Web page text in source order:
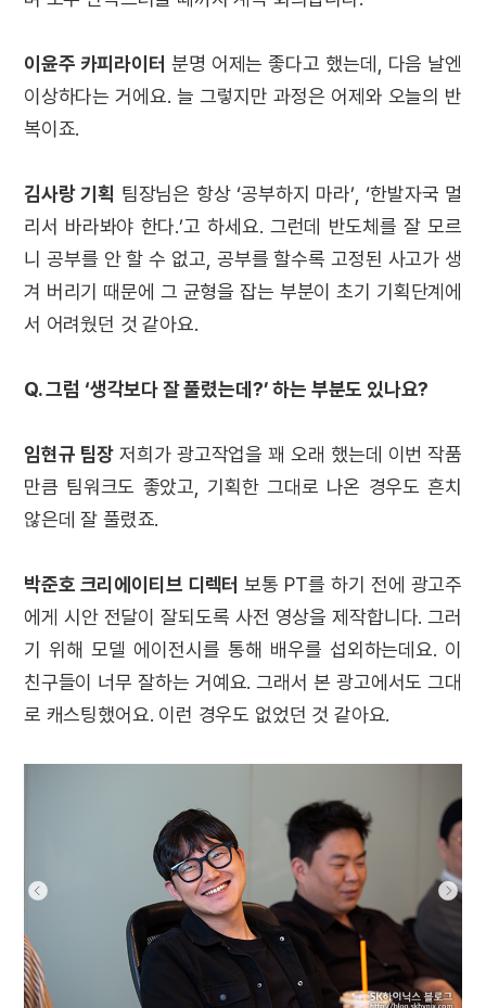
이윤주 카피라이터 분명 어제는 좋다고 했는데, 다음 날엔
이상하다는 거에요. 늘 그렇지만 과정은 어제와 오늘의 반
복이죠.
김사랑 기획 팀장님은 항상 ‘공부하지 마라’, ‘한발자국 멀
리서 바라봐야 한다.’고 하세요. 그런데 반도체를 잘 모르
니 공부를 안 할 수 없고, 공부를 할수록 고정된 사고가 생
겨 버리기 때문에 그 균형을 잡는 부분이 초기 기획단계에
서 어려웠던 것 같아요.
Q. 그럼 ‘생각보다 잘 풀렸는데?’ 하는 부분도 있나요?
임현규 팀장 저희가 광고작업을 꽤 오래 했는데 이번 작품
만큼 팀워크도 좋았고, 기획한 그대로 나온 경우도 흔치
않은데 잘 풀렸죠.
박준호 크리에이티브 디렉터 보통 PT를 하기 전에 광고주
에게 시안 전달이 잘되도록 사전 영상을 제작합니다. 그러
기 위해 모델 에이전시를 통해 배우를 섭외하는데요. 이
친구들이 너무 잘하는 거예요. 그래서 본 광고에서도 그대
로 캐스팅했어요. 이런 경우도 없었던 것 같아요.